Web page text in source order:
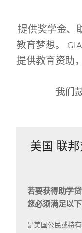
提供奖学金、
教育梦想。
提供教育资助
我们
美国 联
若要获得助学
您必须满足以下
是美国公民或持